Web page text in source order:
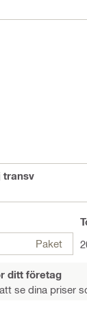
transv
Paket
ditt företag
se dina priser